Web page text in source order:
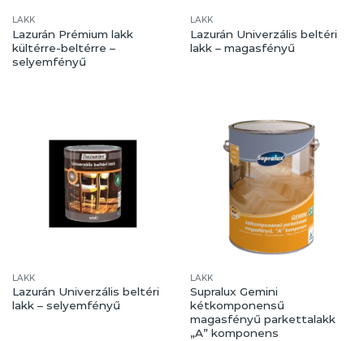
LAKK
Lazurán Prémium lakk
kültérre-beltérre –
selyemfényű
LAKK
Lazurán Univerzális beltéri
lakk – magasfényű
LAKK
Lazurán Univerzális beltéri
lakk – selyemfényű
LAKK
Supralux Gemini
kétkomponensű
magasfényű parkettalakk
„A” komponens